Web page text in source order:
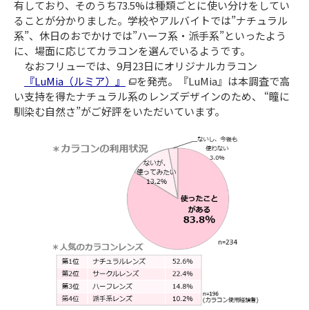
有しており、そのうち73.5%は種類ごとに使い分けをしてい
ることが分かりました。学校やアルバイトでは”ナチュラル
系”、休日のおでかけでは”ハーフ系・派手系”といったよう
に、場面に応じてカラコンを選んでいるようです。
なおフリューでは、9月23日にオリジナルカラコン
『LuMia（ルミア）』
を発売。『LuMia』は本調査で高
い支持を得たナチュラル系のレンズデザインのため、 “瞳に
馴染む自然さ”がご好評をいただいています。